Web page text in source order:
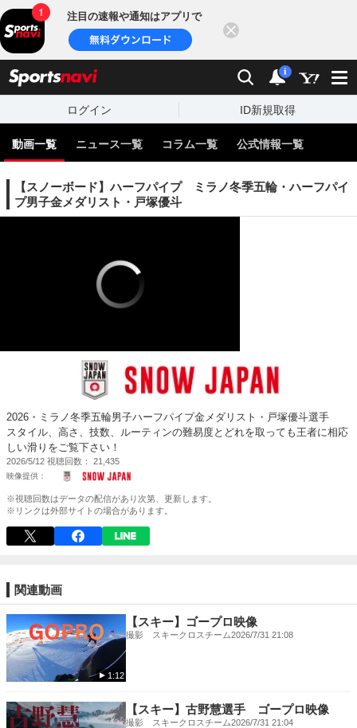
注目の速報や通知はアプリで
検索 通知
i
ログイン ID新規取得
動画一覧 ニュース一覧 コラム一覧 公式情報一覧
【スノーボード】ハーフパイプ ミラノ冬季五輪・ハーフパイ
プ男子金メダリスト・戸塚優斗
2026・ミラノ冬季五輪男子ハーフパイプ金メダリスト・戸塚優斗選手
スタイル、高さ、技数、ルーティンの難易度とどれを取っても王者に相応
しい滑りをご覧下さい！
2026/5/12 視聴回数 21,435
※視聴回数はデータの配信があり次第、更新します。
※リンクは外部サイトの場合があります。
関連動画
1:12
【スキー】ゴープロ映像
撮影 スキークロスチーム2026/7/31 21:08
【スキー】古野慧選手 ゴープロ映像
撮影 スキークロスチーム2026/7/31 21:04